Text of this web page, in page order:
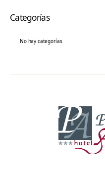
Categorías
No hay categorías